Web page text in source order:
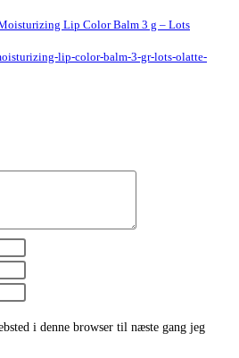
Lip Color Balm 3 g – Lots
lip-color-balm-3-gr-lots-olatte-
i denne browser til næste gang jeg